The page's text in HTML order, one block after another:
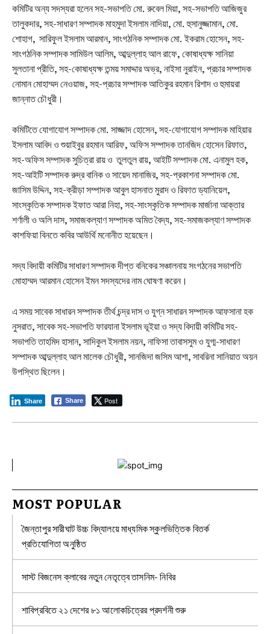
কমিটির অন্য সদস্যরা হলেন সহ-সভাপতি মো. রুবেল মিয়া, সহ-সভাপতি আজিজুর
তালুকদার, সহ-সাধারণ সম্পাদক মাহমুদা ইসলাম নাদিয়া, মো. হুসানুজ্জামান, মো.
শোহাগ, সারিফুল ইসলাম আরমান, সাংগঠনিক সম্পাদক মো. ইকরাম হোসেন, সহ-
সাংগঠনিক সম্পাদক সামিউল আলিম, আব্দুল্লাহ আল রাফে, কোষাধ্যক্ষ সানিয়া
সুলতানা প্রীতি, সহ-কোষাধ্যক্ষ তন্ময় সমাদ্দার অভ্র, নাইসা নুরাইন, প্রচার সম্পাদক
নোমান মোহাম্মদ নেওয়াজ, সহ-প্রচার সম্পাদক আতিকুর রহমান রিশাদ ও হুমায়রা
জান্নাত চৌধুরী। ‎‎
কমিটিতে যোগাযোগ সম্পাদক মো. সাজ্জাদ হোসেন, সহ-যোগাযোগ সম্পাদক মাহিয়ার
ইসলাম আবিদ ও শুয়াইবুর রহমান আরিফ, অফিস সম্পাদক তানজিদ হোসেন রিফাত,
সহ-অফিস সম্পাদক সুচিত্রা রায় ও তুলতুল রায়, আইটি সম্পাদক মো. এনামুল হক,
সহ-আইটি সম্পাদক রুদ্র বানিক ও সায়েদ মানাজির, সহ-প্রকাশনা সম্পাদক মো.
জাসিম উদ্দিন, সহ-ক্রীড়া সম্পাদক আবুল হাসনাত মুরাদ ও রিফাত ড্যানিয়েল,
সাংস্কৃতিক সম্পাদক ইফাত আরা নিহা, সহ-সাংস্কৃতিক সম্পাদক মার্জানা আক্তার
শর্ণালী ও অলি দাস, সমাজকল্যাণ সম্পাদক অমিত বৈদ্য, সহ-সমাজকল্যাণ সম্পাদক
কাশফিয়া বিনতে কবির আউর্থি মনোনীত হয়েছেন।‎‎
সদ্য বিদায়ী কমিটির সাধারণ সম্পাদক দীপ্ত বনিকের সঞ্চালনায় সংগঠনের সভাপতি
মোহাম্মদ আরমান হোসেন ইমন সদস্যদের নাম ঘোষণা করেন।
এ সময় সাবেক সাধারন সম্পাদক তীর্থ চন্দ্র দাস ও যুগ্ন সাধারন সম্পাদক আফসানা হক
নুসরাত, সাবেক সহ-সভাপতি ফারযানা ইসলাম ভূইয়া ও সদ্য বিদায়ী কমিটির সহ-
সভাপতি তাহমিদ হাসান, সাদিকুল ইসলাম নয়ন, নাফিসা তাবাসসুম ও যুগ্ম-সাধারণ
সম্পাদক আব্দুল্লাহ আল মালেক চৌধুরী, সানজিদা জসিম আশা, সাবরিনা সানিয়াত অয়ন
উপস্থিত ছিলেন।‎
Share Post
Share
MOST POPULAR
জৈন্তাপুর সারীঘাট উচ্চ বিদ্যালয়ে মাধ্যমিক স্কুলভিত্তিক বিতর্ক
প্রতিযোগিতা অনুষ্ঠিত
সাস্ট বিজনেস ক্লাবের নতুন নেতৃত্বে তাসনিম- নিবির
শাবিপ্রবিতে ২১ দেশের ৮১ আলোকচিত্রের প্রদর্শনী শুরু